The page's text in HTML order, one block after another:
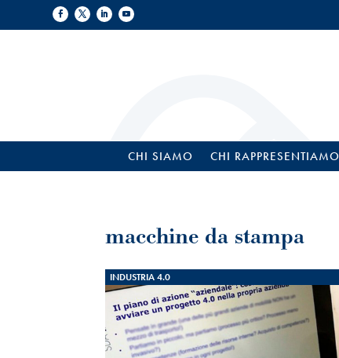
CHI SIAMO CHI RAPPRESENTIAMO
macchine da stampa
INDUSTRIA 4.0